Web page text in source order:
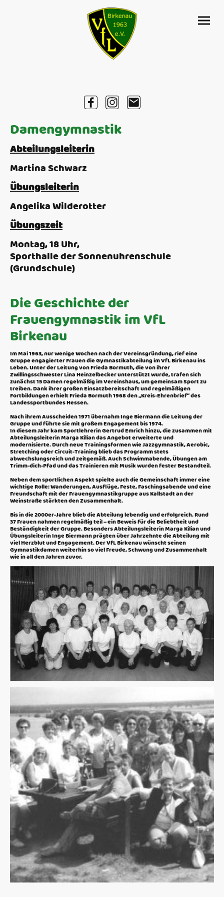
Damengymnastik
Abteilungsleiterin
Martina Schwarz
Übungsleiterin
Angelika Wilderotter
Übungszeit
Montag, 18 Uhr,
Sporthalle der Sonnenuhrenschule
(Grundschule)
Die Geschichte der
Frauengymnastik im VfL
Birkenau
Im Mai 1963, nur wenige Wochen nach der Vereinsgründung, rief eine
Gruppe engagierter Frauen die Gymnastikabteilung im VfL Birkenau ins
Leben. Unter der Leitung von Frieda Bormuth, die von ihrer
Zwillingsschwester Lina Heinzelbecker unterstützt wurde, trafen sich
zunächst 15 Damen regelmäßig im Vereinshaus, um gemeinsam Sport zu
treiben. Dank ihrer großen Einsatzbereitschaft und regelmäßigen
Fortbildungen erhielt Frieda Bormuth 1968 den „Kreis-Ehrenbrief“ des
Landessportbundes Hessen.
Nach ihrem Ausscheiden 1971 übernahm Inge Biermann die Leitung der
Gruppe und führte sie mit großem Engagement bis 1974.
In diesem Jahr kam Sportlehrerin Gertrud Emrich hinzu, die zusammen mit
Abteilungsleiterin Marga Kilian das Angebot erweiterte und
modernisierte. Durch neue Trainingsformen wie Jazzgymnastik, Aerobic,
Stretching oder Circuit-Training blieb das Programm stets
abwechslungsreich und zeitgemäß. Auch Schwimmabende, Übungen am
Trimm-dich-Pfad und das Trainieren mit Musik wurden fester Bestandteil.
Neben dem sportlichen Aspekt spielte auch die Gemeinschaft immer eine
wichtige Rolle: Wanderungen, Ausflüge, Feste, Faschingsabende und eine
Freundschaft mit der Frauengymnastikgruppe aus Kallstadt an der
Weinstraße stärkten den Zusammenhalt.
Bis in die 2000er-Jahre blieb die Abteilung lebendig und erfolgreich. Rund
37 Frauen nahmen regelmäßig teil – ein Beweis für die Beliebtheit und
Beständigkeit der Gruppe. Besonders Abteilungsleiterin Marga Kilian und
Übungsleiterin Inge Biermann prägten über Jahrzehnte die Abteilung mit
viel Herzblut und Engagement. Der VfL Birkenau wünscht seinen
Gymnastikdamen weiterhin so viel Freude, Schwung und Zusammenhalt
wie in all den Jahren zuvor.